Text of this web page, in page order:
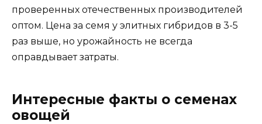
проверенных отечественных производителей
оптом. Цена за семя у элитных гибридов в 3-5
раз выше, но урожайность не всегда
оправдывает затраты.
Интересные факты о семенах
овощей